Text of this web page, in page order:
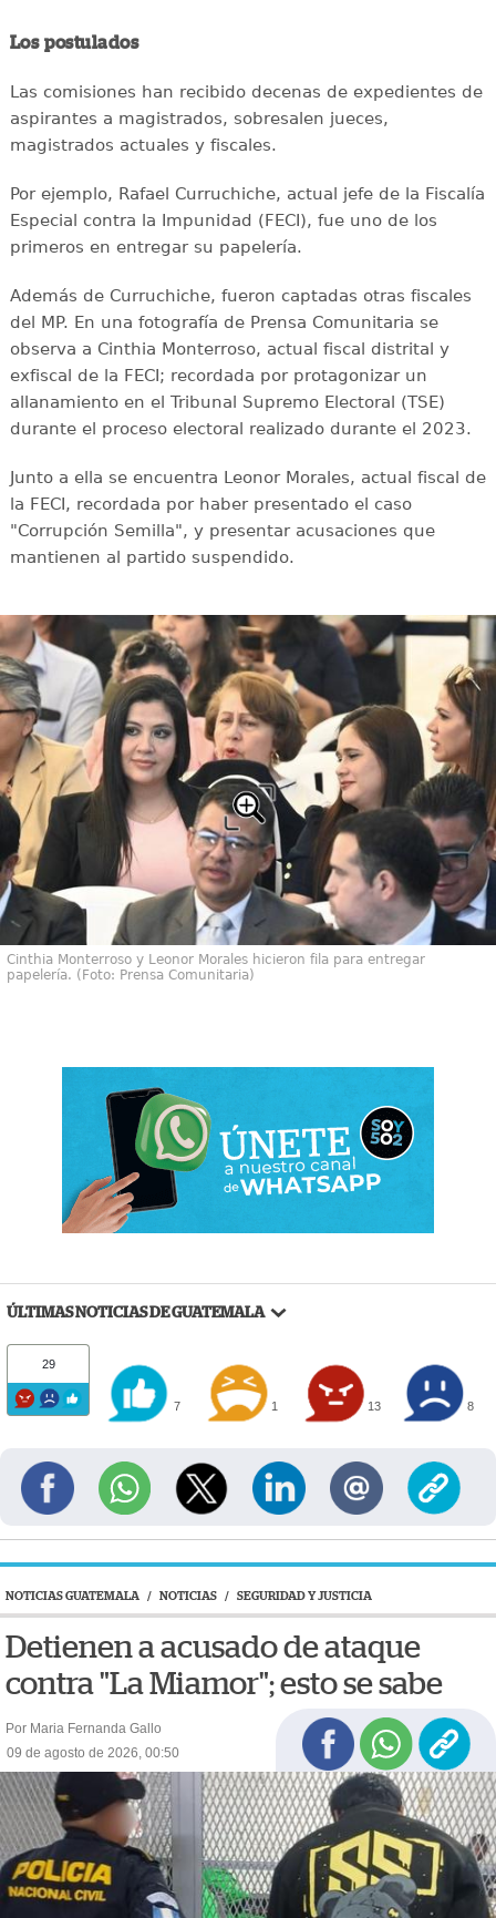
Los postulados
Las comisiones han recibido decenas de expedientes de
aspirantes a magistrados, sobresalen jueces,
magistrados actuales y fiscales.
Por ejemplo, Rafael Curruchiche, actual jefe de la Fiscalía
Especial contra la Impunidad (FECI), fue uno de los
primeros en entregar su papelería.
Además de Curruchiche, fueron captadas otras fiscales
del MP. En una fotografía de Prensa Comunitaria se
observa a Cinthia Monterroso, actual fiscal distrital y
exfiscal de la FECI; recordada por protagonizar un
allanamiento en el Tribunal Supremo Electoral (TSE)
durante el proceso electoral realizado durante el 2023.
Junto a ella se encuentra Leonor Morales, actual fiscal de
la FECI, recordada por haber presentado el caso
"Corrupción Semilla", y presentar acusaciones que
mantienen al partido suspendido.
Cinthia Monterroso y Leonor Morales hicieron fila para entregar
papelería. (Foto: Prensa Comunitaria)
ÚLTIMAS NOTICIAS DE GUATEMALA
29
7 1 13 8
NOTICIAS GUATEMALA / NOTICIAS / SEGURIDAD Y JUSTICIA
Detienen a acusado de ataque
contra "La Miamor"; esto se sabe
Por Maria Fernanda Gallo
09 de agosto de 2026, 00:50